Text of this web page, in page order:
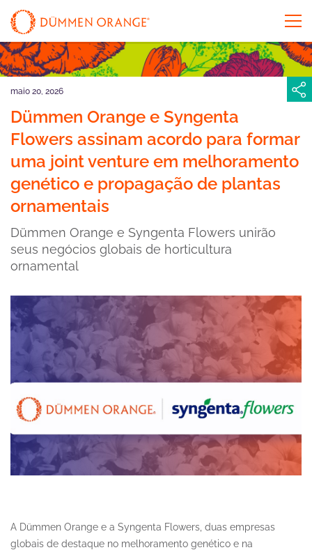
maio 20, 2026
Dümmen Orange e Syngenta
Flowers assinam acordo para formar
uma joint venture em melhoramento
genético e propagação de plantas
ornamentais
Dümmen Orange e Syngenta Flowers unirão
seus negócios globais de horticultura
ornamental
A Dümmen Orange e a Syngenta Flowers, duas empresas
globais de destaque no melhoramento genético e na